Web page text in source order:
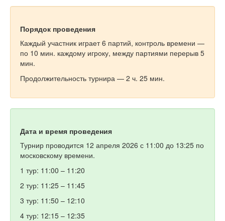
Порядок проведения
Каждый участник играет 6 партий, контроль времени —
по 10 мин. каждому игроку, между партиями перерыв 5
мин.
Продолжительность турнира — 2 ч. 25 мин.
Дата и время проведения
Турнир проводится 12 апреля 2026 с 11:00 до 13:25 по
московскому времени.
1 тур: 11:00 – 11:20
2 тур: 11:25 – 11:45
3 тур: 11:50 – 12:10
4 тур: 12:15 – 12:35